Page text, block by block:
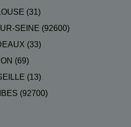
(31)
SEINE (92600)
(33)
(69)
(13)
(92700)